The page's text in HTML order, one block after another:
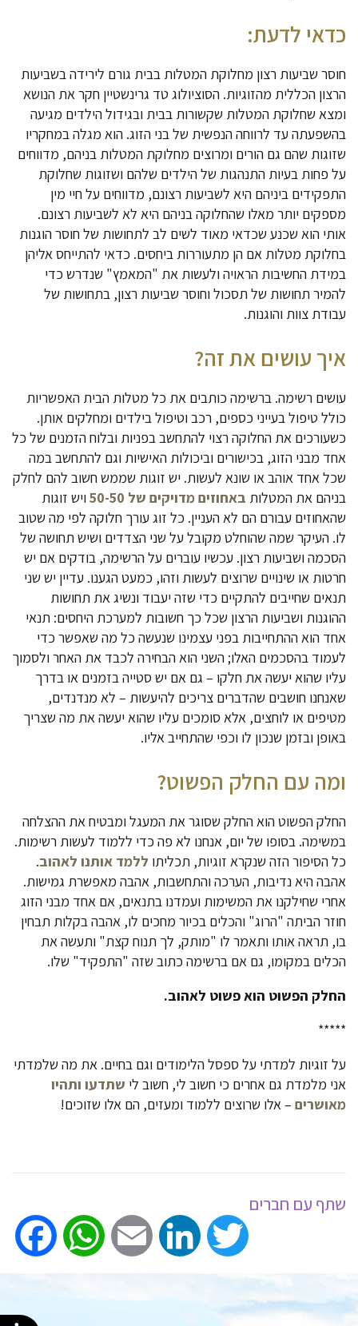
כדאי לדעת:
חוסר שביעות רצון מחלוקת המטלות בבית גורם לירידה בשביעות
הרצון הכללית מהזוגיות. הסוציולוג טד גרינשטיין חקר את הנושא
ומצא שחלוקת המטלות שקשורות בבית ובגידול הילדים מגיעה
בהשפעתה עד לרווחה הנפשית של בני הזוג. הוא מגלה במחקריו
שזוגות שהם גם הורים ומרוצים מחלוקת המטלות בניהם, מדווחים
על פחות בעיות התנהגות של הילדים שלהם ושזוגות שחלוקת
התפקידים ביניהם היא לשביעות רצונם, מדווחים על חיי מין
מספקים יותר מאלו שהחלוקה בניהם היא לא לשביעות רצונם.
אותי הוא שכנע שכדאי מאוד לשים לב לתחושות של חוסר הוגנות
בחלוקת מטלות אם הן מתעוררות ביחסים. כדאי להתייחס אליהן
במידת החשיבות הראויה ולעשות את "המאמץ" שנדרש כדי
להמיר תחושות של תסכול וחוסר שביעות רצון, בתחושות של
עבודת צוות והוגנות.
איך עושים את זה?
עושים רשימה. ברשימה כותבים את כל מטלות הבית האפשריות
כולל טיפול בעייני כספים, רכב וטיפול בילדים ומחלקים אותן.
כשעורכים את החלוקה רצוי להתחשב בפניות ובלוח הזמנים של כל
אחד מבני הזוג, בכישורים וביכולות האישיות וגם להתחשב במה
שכל אחד אוהב או שונא לעשות. יש זוגות שממש חשוב להם לחלק
בניהם את המטלות באחוזים מדויקים של 50-50
ויש זוגות
שהאחוזים עבורם הם לא העניין. כל זוג עורך חלוקה לפי מה שטוב
לו. העיקר שמה שהוחלט מקובל על שני הצדדים ושיש תחושה של
הסכמה ושביעות רצון. עכשיו עוברים על הרשימה, בודקים אם יש
חרטות או שינויים שרוצים לעשות וזהו, כמעט הגענו. עדיין יש שני
תנאים שחייבים להתקיים כדי שזה יעבוד ונשיג את תחושות
ההוגנות ושביעות הרצון שכל כך חשובות למערכת היחסים: תנאי
אחד הוא ההתחייבות בפני עצמינו שנעשה כל מה שאפשר כדי
לעמוד בהסכמים האלו; השני הוא הבחירה לכבד את האחר ולסמוך
עליו שהוא יעשה את חלקו – גם אם יש סטייה בזמנים או בדרך
שאנחנו חושבים שהדברים צריכים להיעשות – לא מנדנדים,
מטיפים או לוחצים, אלא סומכים עליו שהוא יעשה את מה שצריך
באופן ובזמן שנכון לו וכפי שהתחייב אליו.
ומה עם החלק הפשוט?
החלק הפשוט הוא החלק שסוגר את המעגל ומבטיח את ההצלחה
במשימה. בסופו של יום, אנחנו לא פה כדי ללמוד לעשות רשימות.
כל הסיפור הזה שנקרא זוגיות, תכליתו ללמד אותנו לאהוב.
אהבה היא נדיבות, הערכה והתחשבות, אהבה מאפשרת גמישות.
אחרי שחילקנו את המשימות ועמדנו בתנאים, אם אחד מבני הזוג
חוזר הביתה "הרוג" והכלים בכיור מחכים לו, אהבה בקלות תבחין
בו, תראה אותו ותאמר לו "מותק, לך תנוח קצת" ותעשה את
הכלים במקומו, גם אם ברשימה כתוב שזה "התפקיד" שלו.
החלק הפשוט הוא פשוט לאהוב.
*****
על זוגיות למדתי על ספסל הלימודים וגם בחיים. את מה שלמדתי
אני מלמדת גם אחרים כי חשוב לי, חשוב לי שתדעו ותהיו
מאושרים – אלו שרוצים ללמוד ומעזים, הם אלו שזוכים!
שתף עם חברים
Twitter
LinkedIn
Email
WhatsApp